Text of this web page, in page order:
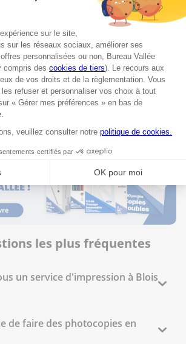
Vallée Orléans-Chécy
Gustave Eiffel
10:00 - 12:30 et 13:30 - 19:00
02 38 23 38 20
Voir plus
les plus fréquentes
un service d'impression à Blois
de faire des photocopies en